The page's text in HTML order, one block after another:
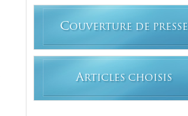
COUVERTURE DE PRESSE
ARTICLES CHOISIS